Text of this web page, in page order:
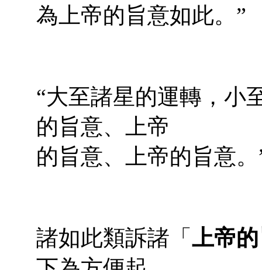
為上帝的旨意如此。”
“大至諸星的運轉，小
的旨意、上帝
的旨意、上帝的旨意。
諸如此類訴諸「 上帝